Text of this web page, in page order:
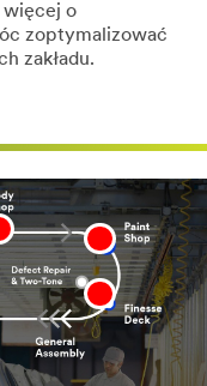
więcej o
zoptymalizować
zakładu.